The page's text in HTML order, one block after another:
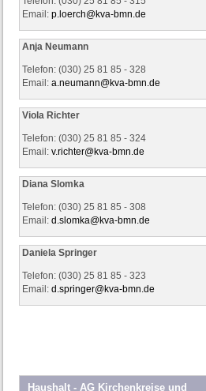
Email: p.loerch@kva-bmn.de
Anja Neumann
Telefon: (030) 25 81 85 - 328
Email: a.neumann@kva-bmn.de
Viola Richter
Telefon: (030) 25 81 85 - 324
Email: v.richter@kva-bmn.de
Diana Slomka
Telefon: (030) 25 81 85 - 308
Email: d.slomka@kva-bmn.de
Daniela Springer
Telefon: (030) 25 81 85 - 323
Email: d.springer@kva-bmn.de
Haushalt - AG Kirchenkreise und